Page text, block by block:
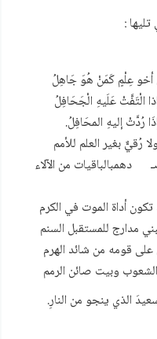
:
أخو عِلْمٍ كَمَنْ هُوَ جَاهِلُ
الْتَفَّتْ عَلَيهِ الْجَحَافِلُ
رُدَّتْ إليهِ المحَافِلُ.
رُقيٌّ بغير العلم للأمم
من الآلاء
أداة الموت في الكرم
مدارج للمستقبل السنم
قومه من شائد الهرم
وبيت صائن الرمم